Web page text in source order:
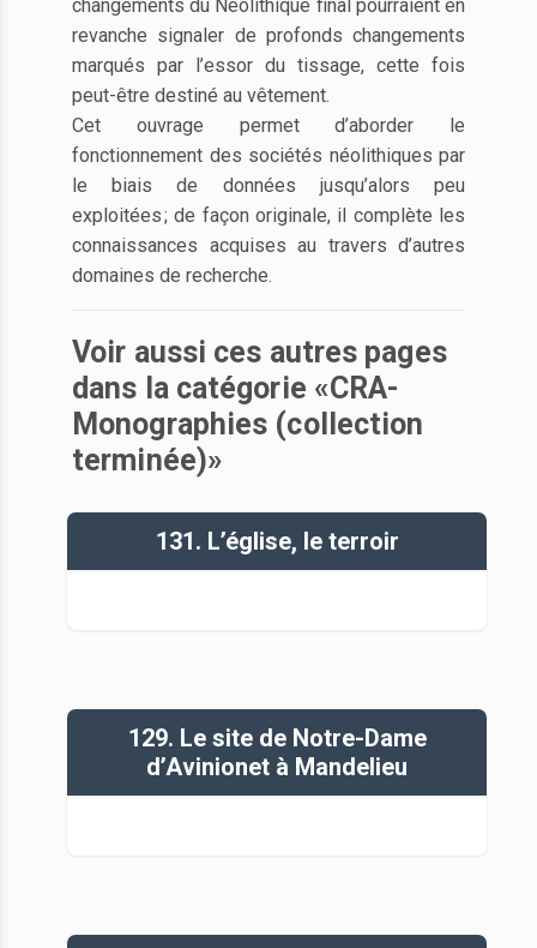
changements du Néolithique final pourraient en
revanche signaler de profonds changements
marqués par l’essor du tissage, cette fois
peut-être destiné au vêtement.
Cet ouvrage permet d’aborder le
fonctionnement des sociétés néolithiques par
le biais de données jusqu’alors peu
exploitées ; de façon originale, il complète les
connaissances acquises au travers d’autres
domaines de recherche.
Voir aussi ces autres pages
dans la catégorie «CRA-
Monographies (collection
terminée)»
131. L’église, le terroir
129. Le site de Notre-Dame
d’Avinionet à Mandelieu